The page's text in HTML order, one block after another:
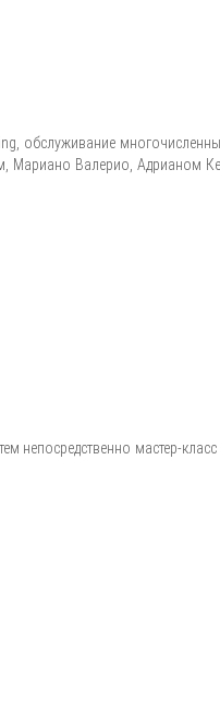
обслуживание
Валерио, Адрианом
непосредственно мастер-